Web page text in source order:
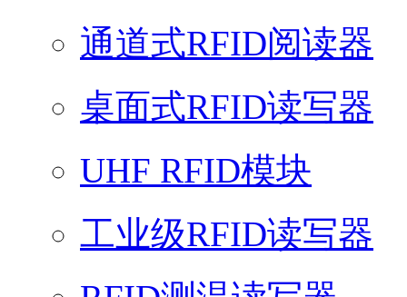
通道式RFID阅读器
桌面式RFID读写器
UHF RFID模块
工业级RFID读写器